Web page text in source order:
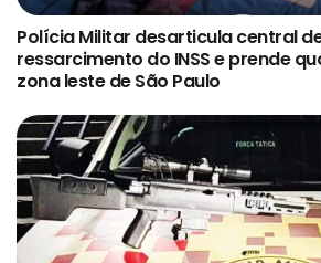
Polícia Militar desarticula central
ressarcimento do INSS e prende
zona leste de São Paulo